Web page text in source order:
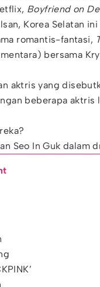
Boyfriend on
Korea Selatan
romantis-fantasi,
bersama
aktris yang
beberapa aktris
Seo In Guk dalam